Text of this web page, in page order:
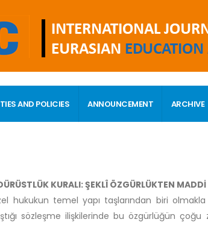
AND POLICIES ANNOUNCEMENT ARCHIVE
KURALI: ŞEKLÎ ÖZGÜRLÜKTEN
hukukun temel yapı taşlarından biri
sözleşme ilişkilerinde bu özgürlüğün